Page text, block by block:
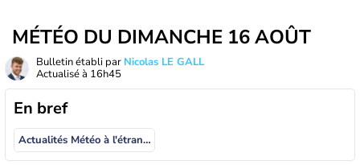
MÉTÉO DU DIMANCHE 16 AOÛT
Bulletin établi par Nicolas LE GALL
Actualisé à 16h45
En bref
Actualités Météo à l'étranger